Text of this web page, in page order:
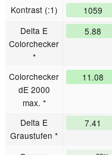
Kontrast (:1) 1059
Delta E
Colorchecker
*
5.88
Colorchecker
dE 2000
max. *
11.08
Delta E
Graustufen *
7.41